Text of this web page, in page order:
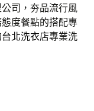
司，夯品流行風
態度餐點的搭配專
台北洗衣店專業洗